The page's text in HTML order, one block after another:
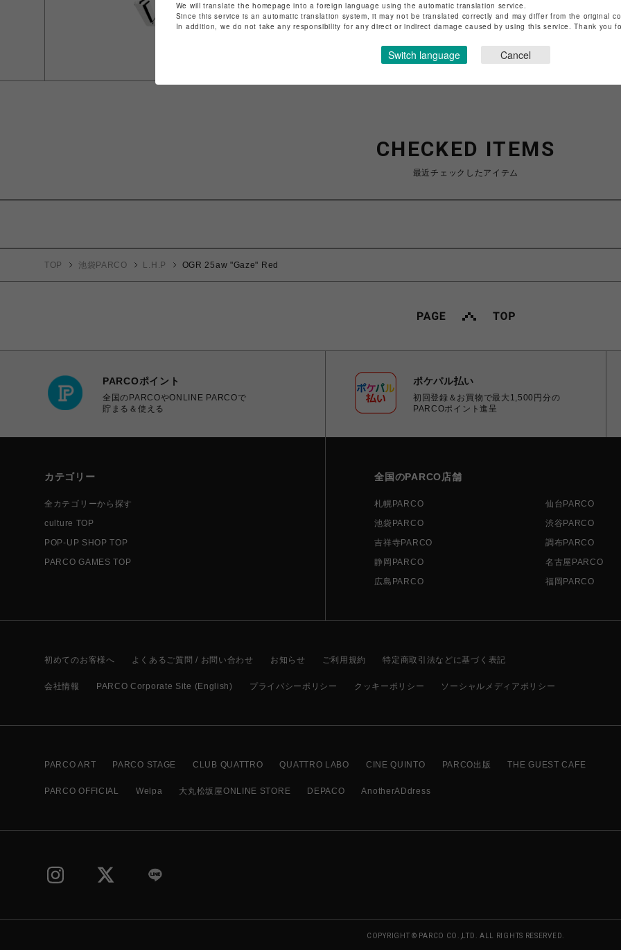
特定商取引法など法令に基づく表記はこちら
ショップお問い合わせはこちら
CHECKED ITEMS
最近チェックしたアイテム
TOP 池袋PARCO L.H.P OGR 25aw "Gaze" Red
PARCOポイント
全国のPARCOやONLINE PARCOで
貯まる＆使える
ポケパル払い
初回登録＆お買物で最大1,500円分の
PARCOポイント進呈
カテゴリー
全カテゴリーから探す
culture TOP
POP-UP SHOP TOP
PARCO GAMES TOP
全国のPARCO店舗
札幌PARCO 仙台PARCO
池袋PARCO
渋谷PARCO
吉祥寺PARCO
調布PARCO
静岡PARCO
名古屋PARCO
広島PARCO
福岡PARCO
初めてのお客様へ よくあるご質問 / お問い合わせ お知らせ ご利用規約 特定商取引法などに基づく表記
会社情報 PARCO Corporate Site (English) プライバシーポリシー クッキーポリシー ソーシャルメディアポリシー
PARCO ART PARCO STAGE CLUB QUATTRO QUATTRO LABO CINE QUINTO PARCO出版 THE GUEST CAFE
PARCO OFFICIAL Welpa 大丸松坂屋ONLINE STORE DEPACO AnotherADdress
COPYRIGHT © PARCO CO.,LTD. ALL RIGHTS RESERVED.
We will translate the homepage into a foreign language using the automatic translation service.
Since this service is an automatic translation system, it may not be translated correctly and may differ from the original
In addition, we do not take any responsibility for any direct or indirect damage caused by using this service. Thank you
Switch language Cancel